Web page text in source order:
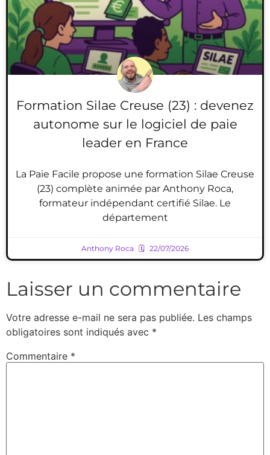
Formation Silae Creuse (23) : devenez
autonome sur le logiciel de paie
leader en France
La Paie Facile propose une formation Silae Creuse
(23) complète animée par Anthony Roca,
formateur indépendant certifié Silae. Le
département
Anthony Roca 22/07/2026
Laisser un commentaire
Votre adresse e-mail ne sera pas publiée. Les champs
obligatoires sont indiqués avec *
Commentaire *